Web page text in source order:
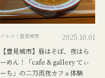
グルメ｜豊見城市 2025.10.01
【豊見城市】昼はそば、夜はら
ーめん！「cafe & gallery てぃ
ーち」の二刀流夜カフェ体験